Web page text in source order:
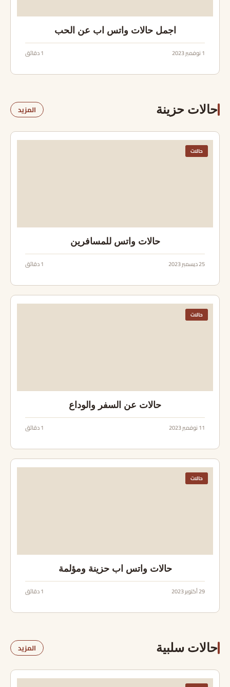
اجمل حالات واتس اب عن الحب
1 نوفمبر 2023 1 دقائق
حالات حزينة المزيد
حالات
حالات واتس للمسافرين
25 ديسمبر 2023 1 دقائق
حالات
حالات عن السفر والوداع
11 نوفمبر 2023 1 دقائق
حالات
حالات واتس اب حزينة ومؤلمة
29 أكتوبر 2023 1 دقائق
حالات سلبية المزيد